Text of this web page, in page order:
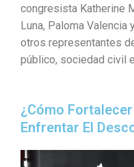
congresista Katherine
Luna, Paloma Valencia
otros representantes
público, sociedad civil
¿Cómo
Enfrentar El